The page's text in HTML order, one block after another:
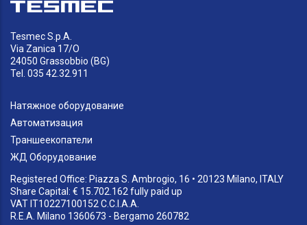
Tesmec S.p.A.
Via Zanica 17/O
24050 Grassobbio (BG)
Tel. 035 42.32.911
Натяжное оборудование
Автоматизация
Траншеекопатели
ЖД Оборудование
Registered Office: Piazza S. Ambrogio, 16 • 20123 Milano, ITALY
Share Capital: € 15.702.162 fully paid up
VAT IT10227100152 C.C.I.A.A.
R.E.A. Milano 1360673 - Bergamo 260782